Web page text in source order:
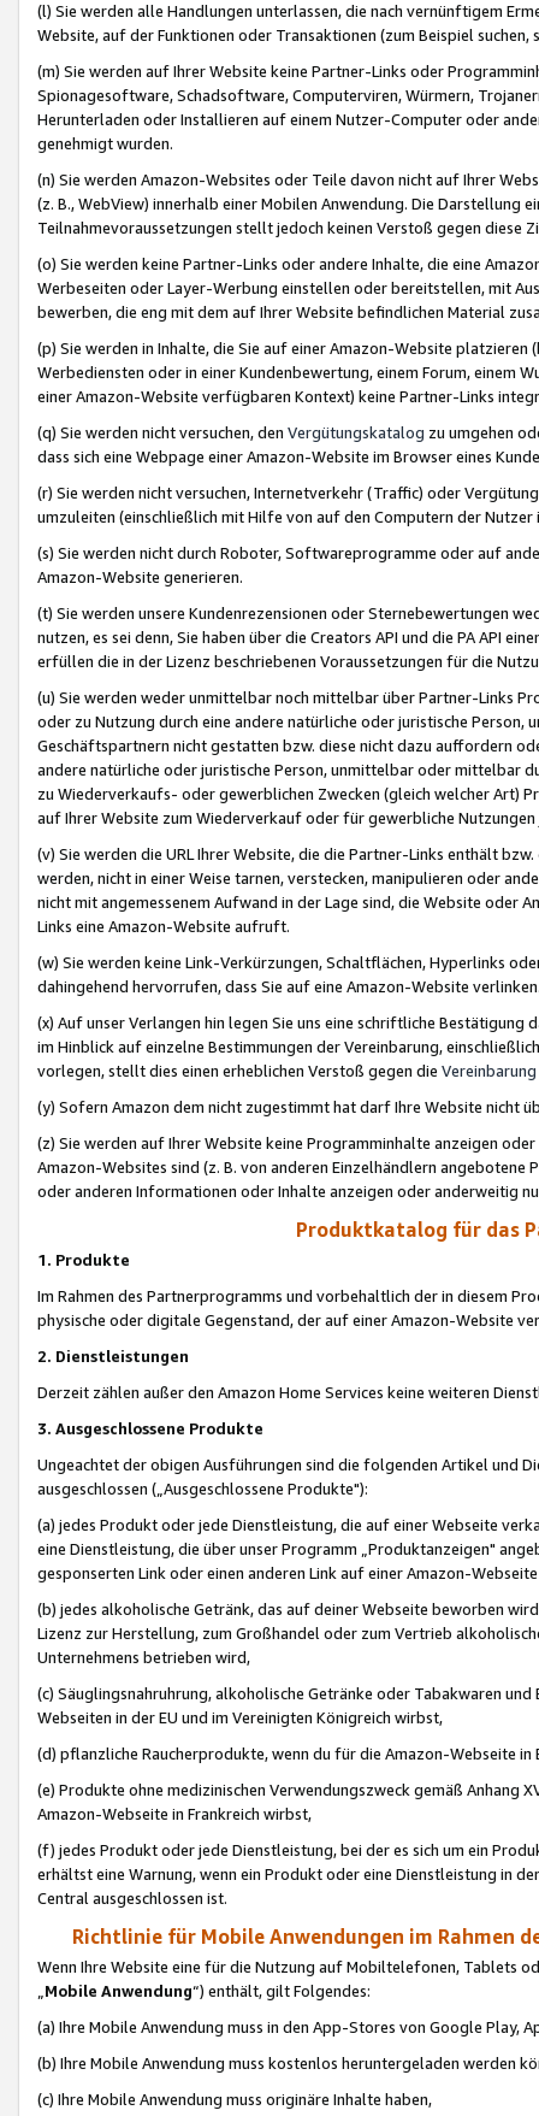
(l) Sie werden alle Handlungen unterlassen, die nach vernünftigem
Website, auf der Funktionen oder Transaktionen (zum Beispiel
(m) Sie werden auf Ihrer Website keine Partner-Links oder
Spionagesoftware, Schadsoftware, Computerviren, Würmern,
Herunterladen oder Installieren auf einem Nutzer-Computer oder
genehmigt wurden.
(n) Sie werden Amazon-Websites oder Teile davon nicht auf Ihrer
(z. B., WebView) innerhalb einer Mobilen Anwendung. Die Darstellung
Teilnahmevoraussetzungen stellt jedoch keinen Verstoß gegen diese
(o) Sie werden keine Partner-Links oder andere Inhalte, die eine
Werbeseiten oder Layer-Werbung einstellen oder bereitstellen, mit
bewerben, die eng mit dem auf Ihrer Website befindlichen Material
(p) Sie werden in Inhalte, die Sie auf einer Amazon-Website
Werbediensten oder in einer Kundenbewertung, einem Forum, einem
einer Amazon-Website verfügbaren Kontext) keine Partner-Links
(q) Sie werden nicht versuchen, den Vergütungskatalog zu umgehen
dass sich eine Webpage einer Amazon-Website im Browser eines
(r) Sie werden nicht versuchen, Internetverkehr (Traffic) oder
umzuleiten (einschließlich mit Hilfe von auf den Computern der
(s) Sie werden nicht durch Roboter, Softwareprogramme oder auf
Amazon-Website generieren.
(t) Sie werden unsere Kundenrezensionen oder Sternebewertungen
nutzen, es sei denn, Sie haben über die Creators API und die PA API
erfüllen die in der Lizenz beschriebenen Voraussetzungen für die
(u) Sie werden weder unmittelbar noch mittelbar über Partner-Links
oder zu Nutzung durch eine andere natürliche oder juristische
Geschäftspartnern nicht gestatten bzw. diese nicht dazu auffordern
andere natürliche oder juristische Person, unmittelbar oder mittelbar
zu Wiederverkaufs- oder gewerblichen Zwecken (gleich welcher Art)
auf Ihrer Website zum Wiederverkauf oder für gewerbliche
(v) Sie werden die URL Ihrer Website, die die Partner-Links enthält
werden, nicht in einer Weise tarnen, verstecken, manipulieren oder
nicht mit angemessenem Aufwand in der Lage sind, die Website oder
Links eine Amazon-Website aufruft.
(w) Sie werden keine Link-Verkürzungen, Schaltflächen, Hyperlinks
dahingehend hervorrufen, dass Sie auf eine Amazon-Website
(x) Auf unser Verlangen hin legen Sie uns eine schriftliche
im Hinblick auf einzelne Bestimmungen der Vereinbarung,
vorlegen, stellt dies einen erheblichen Verstoß gegen die Vereinbarung
(y) Sofern Amazon dem nicht zugestimmt hat darf Ihre Website nicht
(z) Sie werden auf Ihrer Website keine Programminhalte anzeigen
Amazon-Websites sind (z. B. von anderen Einzelhändlern
oder anderen Informationen oder Inhalte anzeigen oder anderweitig
Produktkatalog für das
1. Produkte
Im Rahmen des Partnerprogramms und vorbehaltlich der in diesem
physische oder digitale Gegenstand, der auf einer Amazon-Website
2. Dienstleistungen
Derzeit zählen außer den Amazon Home Services keine weiteren
3. Ausgeschlossene Produkte
Ungeachtet der obigen Ausführungen sind die folgenden Artikel und
ausgeschlossen („Ausgeschlossene Produkte"):
(a) jedes Produkt oder jede Dienstleistung, die auf einer Webseite
eine Dienstleistung, die über unser Programm „Produktanzeigen"
gesponserten Link oder einen anderen Link auf einer Amazon-
(b) jedes alkoholische Getränk, das auf deiner Webseite beworben
Lizenz zur Herstellung, zum Großhandel oder zum Vertrieb
Unternehmens betrieben wird,
(c) Säuglingsnahruhrung, alkoholische Getränke oder Tabakwaren
Webseiten in der EU und im Vereinigten Königreich wirbst,
(d) pflanzliche Raucherprodukte, wenn du für die Amazon-Webseite in
(e) Produkte ohne medizinischen Verwendungszweck gemäß Anhang
Amazon-Webseite in Frankreich wirbst,
(f) jedes Produkt oder jede Dienstleistung, bei der es sich um ein
erhältst eine Warnung, wenn ein Produkt oder eine Dienstleistung in
Central ausgeschlossen ist.
Richtlinie für Mobile Anwendungen im Rahmen
Wenn Ihre Website eine für die Nutzung auf Mobiltelefonen, Tablets
„Mobile Anwendung“) enthält, gilt Folgendes:
(a) Ihre Mobile Anwendung muss in den App-Stores von Google Play,
(b) Ihre Mobile Anwendung muss kostenlos heruntergeladen werden
(c) Ihre Mobile Anwendung muss originäre Inhalte haben,